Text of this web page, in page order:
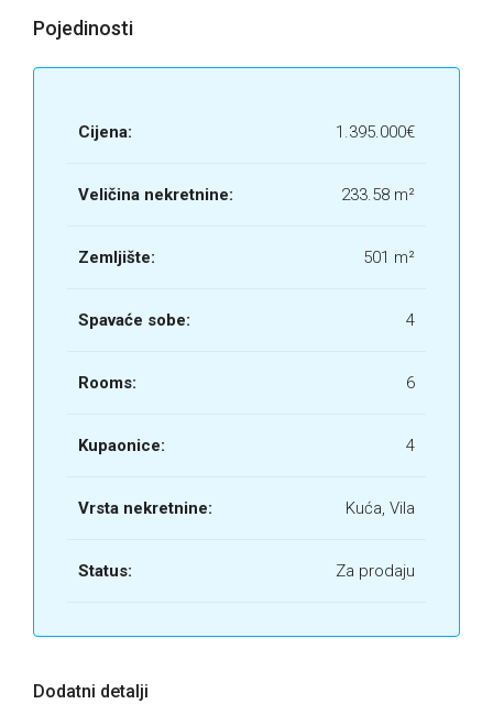
Pojedinosti
Cijena: 1.395.000€
Veličina nekretnine: 233.58 m²
Zemljište: 501 m²
Spavaće sobe: 4
Rooms: 6
Kupaonice: 4
Vrsta nekretnine: Kuća, Vila
Status: Za prodaju
Dodatni detalji